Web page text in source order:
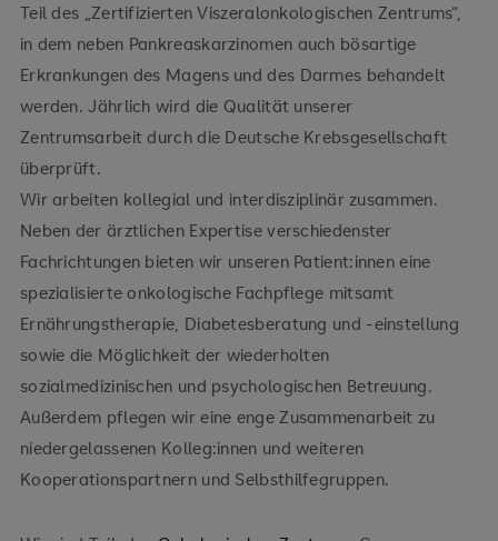
Teil des „Zertifizierten Viszeralonkologischen Zentrums“,
in dem neben Pankreaskarzinomen auch bösartige
Erkrankungen des Magens und des Darmes behandelt
werden. Jährlich wird die Qualität unserer
Zentrumsarbeit durch die Deutsche Krebsgesellschaft
überprüft.
Wir arbeiten kollegial und interdisziplinär zusammen.
Neben der ärztlichen Expertise verschiedenster
Fachrichtungen bieten wir unseren Patient:innen eine
spezialisierte onkologische Fachpflege mitsamt
Ernährungstherapie, Diabetesberatung und -einstellung
sowie die Möglichkeit der wiederholten
sozialmedizinischen und psychologischen Betreuung.
Außerdem pflegen wir eine enge Zusammenarbeit zu
niedergelassenen Kolleg:innen und weiteren
Kooperationspartnern und Selbsthilfegruppen.